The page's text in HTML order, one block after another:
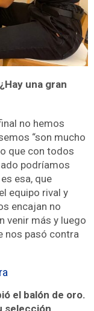
una gran
no hemos
“son mucho
que con todos
podríamos
esa, que
equipo rival y
encajan no
venir más y luego
nos pasó contra
el balón de oro.